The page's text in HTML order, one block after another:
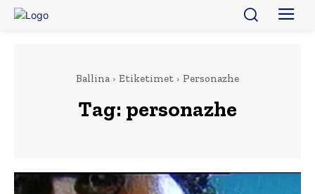
Ballina Etiketimet Personazhe
Tag: personazhe